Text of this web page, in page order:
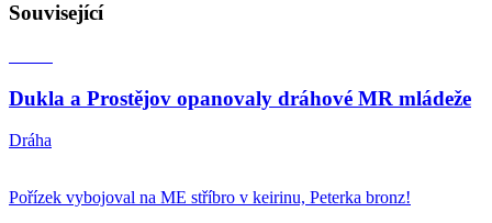
Související
Dukla a Prostějov opanovaly dráhové MR mládeže
Dráha
Pořízek vybojoval na ME stříbro v keirinu, Peterka bronz!